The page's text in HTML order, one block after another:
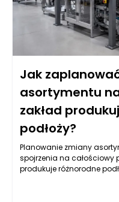
Jak
asortymentu
zakład
podłoży?
Planowanie zmiany
spojrzenia na całościowy
produkuje różnorodne